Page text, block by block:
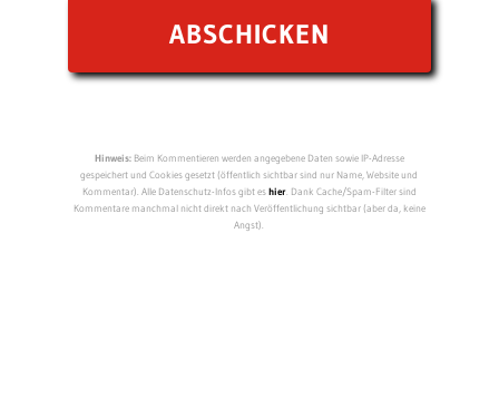
Hinweis:Beim Kommentieren werden angegebene Daten sowie IP-Adresse
gespeichert und Cookies gesetzt (öffentlich sichtbar sind nur Name, Website und
Kommentar). Alle Datenschutz-Infos gibt eshier. Dank Cache/Spam-Filter sind
Kommentare manchmal nicht direkt nach Veröffentlichung sichtbar (aber da, keine
Angst).